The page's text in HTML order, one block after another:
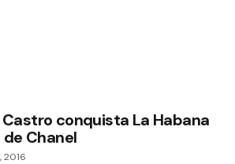
conquista La Habana
Chanel
2016